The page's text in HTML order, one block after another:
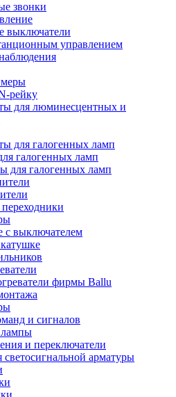
звонки
выключатели
управлением
рейку
для люминесцентных и
для галогенных ламп
галогенных ламп
для галогенных ламп
выключателем
фирмы Ballu
и сигналов
и переключатели
светосигнальной арматуры